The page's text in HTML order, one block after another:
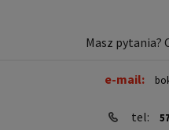
Masz pytania?
e-mail:
tel: